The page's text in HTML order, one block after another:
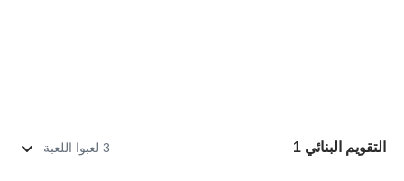
التقويم البنائي 1 3 لعبوا اللعبة